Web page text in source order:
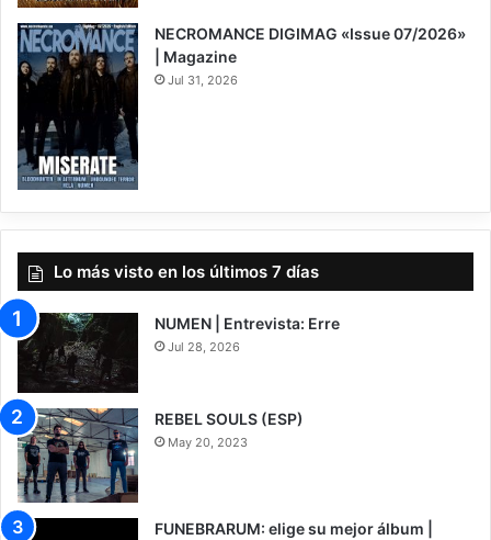
NECROMANCE DIGIMAG «Issue 07/2026»
| Magazine
Jul 31, 2026
Lo más visto en los últimos 7 días
NUMEN | Entrevista: Erre
Jul 28, 2026
REBEL SOULS (ESP)
May 20, 2023
FUNEBRARUM: elige su mejor álbum |